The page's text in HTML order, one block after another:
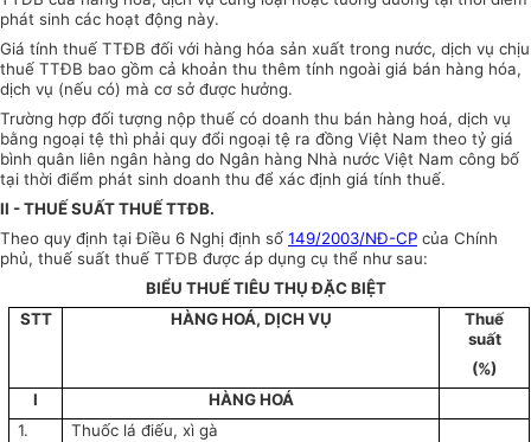
phát sinh các hoạt động này.
Giá tính thuế TTĐB đối với hàng hóa sản xuất trong nước, dịch vụ chịu
thuế TTĐB bao gồm cả khoản thu thêm tính ngoài giá bán hàng hóa,
dịch vụ (nếu có) mà cơ sở được hưởng.
Trường hợp đối tượng nộp thuế có doanh thu bán hàng hoá, dịch vụ
bằng ngoại tệ thì phải quy đổi ngoại tệ ra đồng Việt Nam theo tỷ giá
bình quân liên ngân hàng do Ngân hàng Nhà nước Việt Nam công bố
tại thời điểm phát sinh doanh thu để xác định giá tính thuế.
II - THUẾ SUẤT THUẾ TTĐB.
Theo quy định tại Điều 6 Nghị định số 149/2003/NĐ-CP của Chính
phủ, thuế suất thuế TTĐB được áp dụng cụ thể như sau:
BIỂU THUẾ TIÊU THỤ ĐẶC BIỆT
STT
HÀNG HOÁ, DỊCH VỤ
Thuế
suất
(%)
I
HÀNG HOÁ
1.
Thuốc lá điếu, xì gà